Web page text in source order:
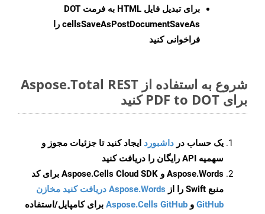
برای تبدیل فایل HTML به فرمت
DOT
cellsSaveAsPostDocumentSaveAs را
فراخوانی کنید
شروع به استفاده از Aspose.Total REST
برای PDF to DOT کنید
یک حساب در داشبورد ایجاد کنید تا جزئیات مجوز و
سهمیه API رایگان را دریافت کنید
Aspose.Words و Aspose.Cells Cloud SDK برای کد
منبع Swift را از
Aspose.Words دریافت کنید مخازن
GitHub و Aspose.Cells GitHub برای کامپایل/استفاده